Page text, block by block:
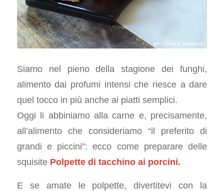
Siamo nel pieno della stagione dei funghi,
alimento dai profumi intensi che riesce a dare
quel tocco in più anche ai piatti semplici.
Oggi li abbiniamo alla carne e, precisamente,
all’alimento che consideriamo “il preferito di
grandi e piccini”: ecco come preparare delle
squisitePolpette di tacchino ai porcini.
E se amate le polpette, divertitevi con la